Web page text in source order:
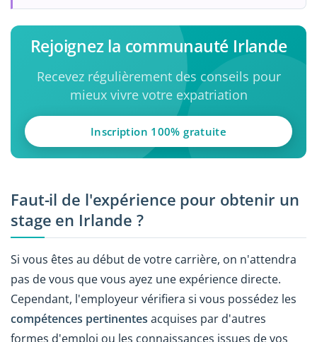
Rejoignez la communauté Irlande
Recevez régulièrement des conseils pour
mieux vivre votre expatriation
Inscription 100% gratuite
Faut-il de l'expérience pour obtenir un
stage en Irlande ?
Si vous êtes au début de votre carrière, on n'attendra
pas de vous que vous ayez une expérience directe.
Cependant, l'employeur vérifiera si vous possédez les
compétences pertinentes acquises par d'autres
formes d'emploi ou les connaissances issues de vos